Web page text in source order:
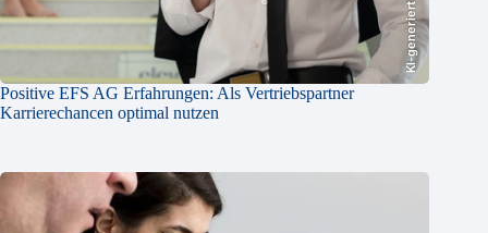
KI-generiert
Positive EFS AG Erfahrungen: Als Vertriebspartner
Karrierechancen optimal nutzen